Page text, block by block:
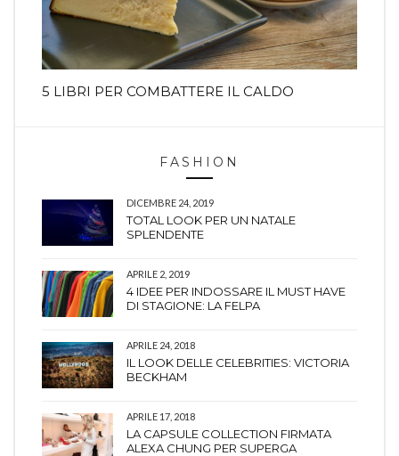
5 LIBRI PER COMBATTERE IL CALDO
FASHION
DICEMBRE 24, 2019
TOTAL LOOK PER UN NATALE
SPLENDENTE
APRILE 2, 2019
4 IDEE PER INDOSSARE IL MUST HAVE
DI STAGIONE: LA FELPA
APRILE 24, 2018
IL LOOK DELLE CELEBRITIES: VICTORIA
BECKHAM
APRILE 17, 2018
LA CAPSULE COLLECTION FIRMATA
ALEXA CHUNG PER SUPERGA